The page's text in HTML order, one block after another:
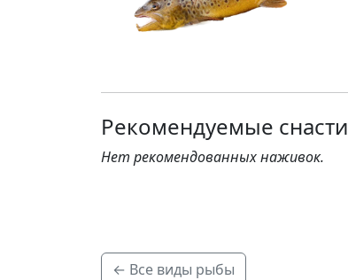
Рекомендуемые снасти
Нет рекомендованных наживок.
← Все виды рыбы